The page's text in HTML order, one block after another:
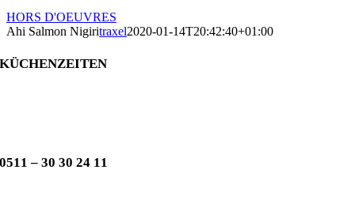
HORS D'OEUVRES
Ahi Salmon Nigiritraxel2020-01-14T20:42:40+01:00
KÜCHENZEITEN
0511 – 30 30 24 11